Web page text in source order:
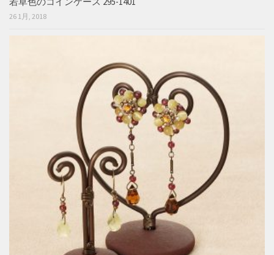
26 1月, 2018